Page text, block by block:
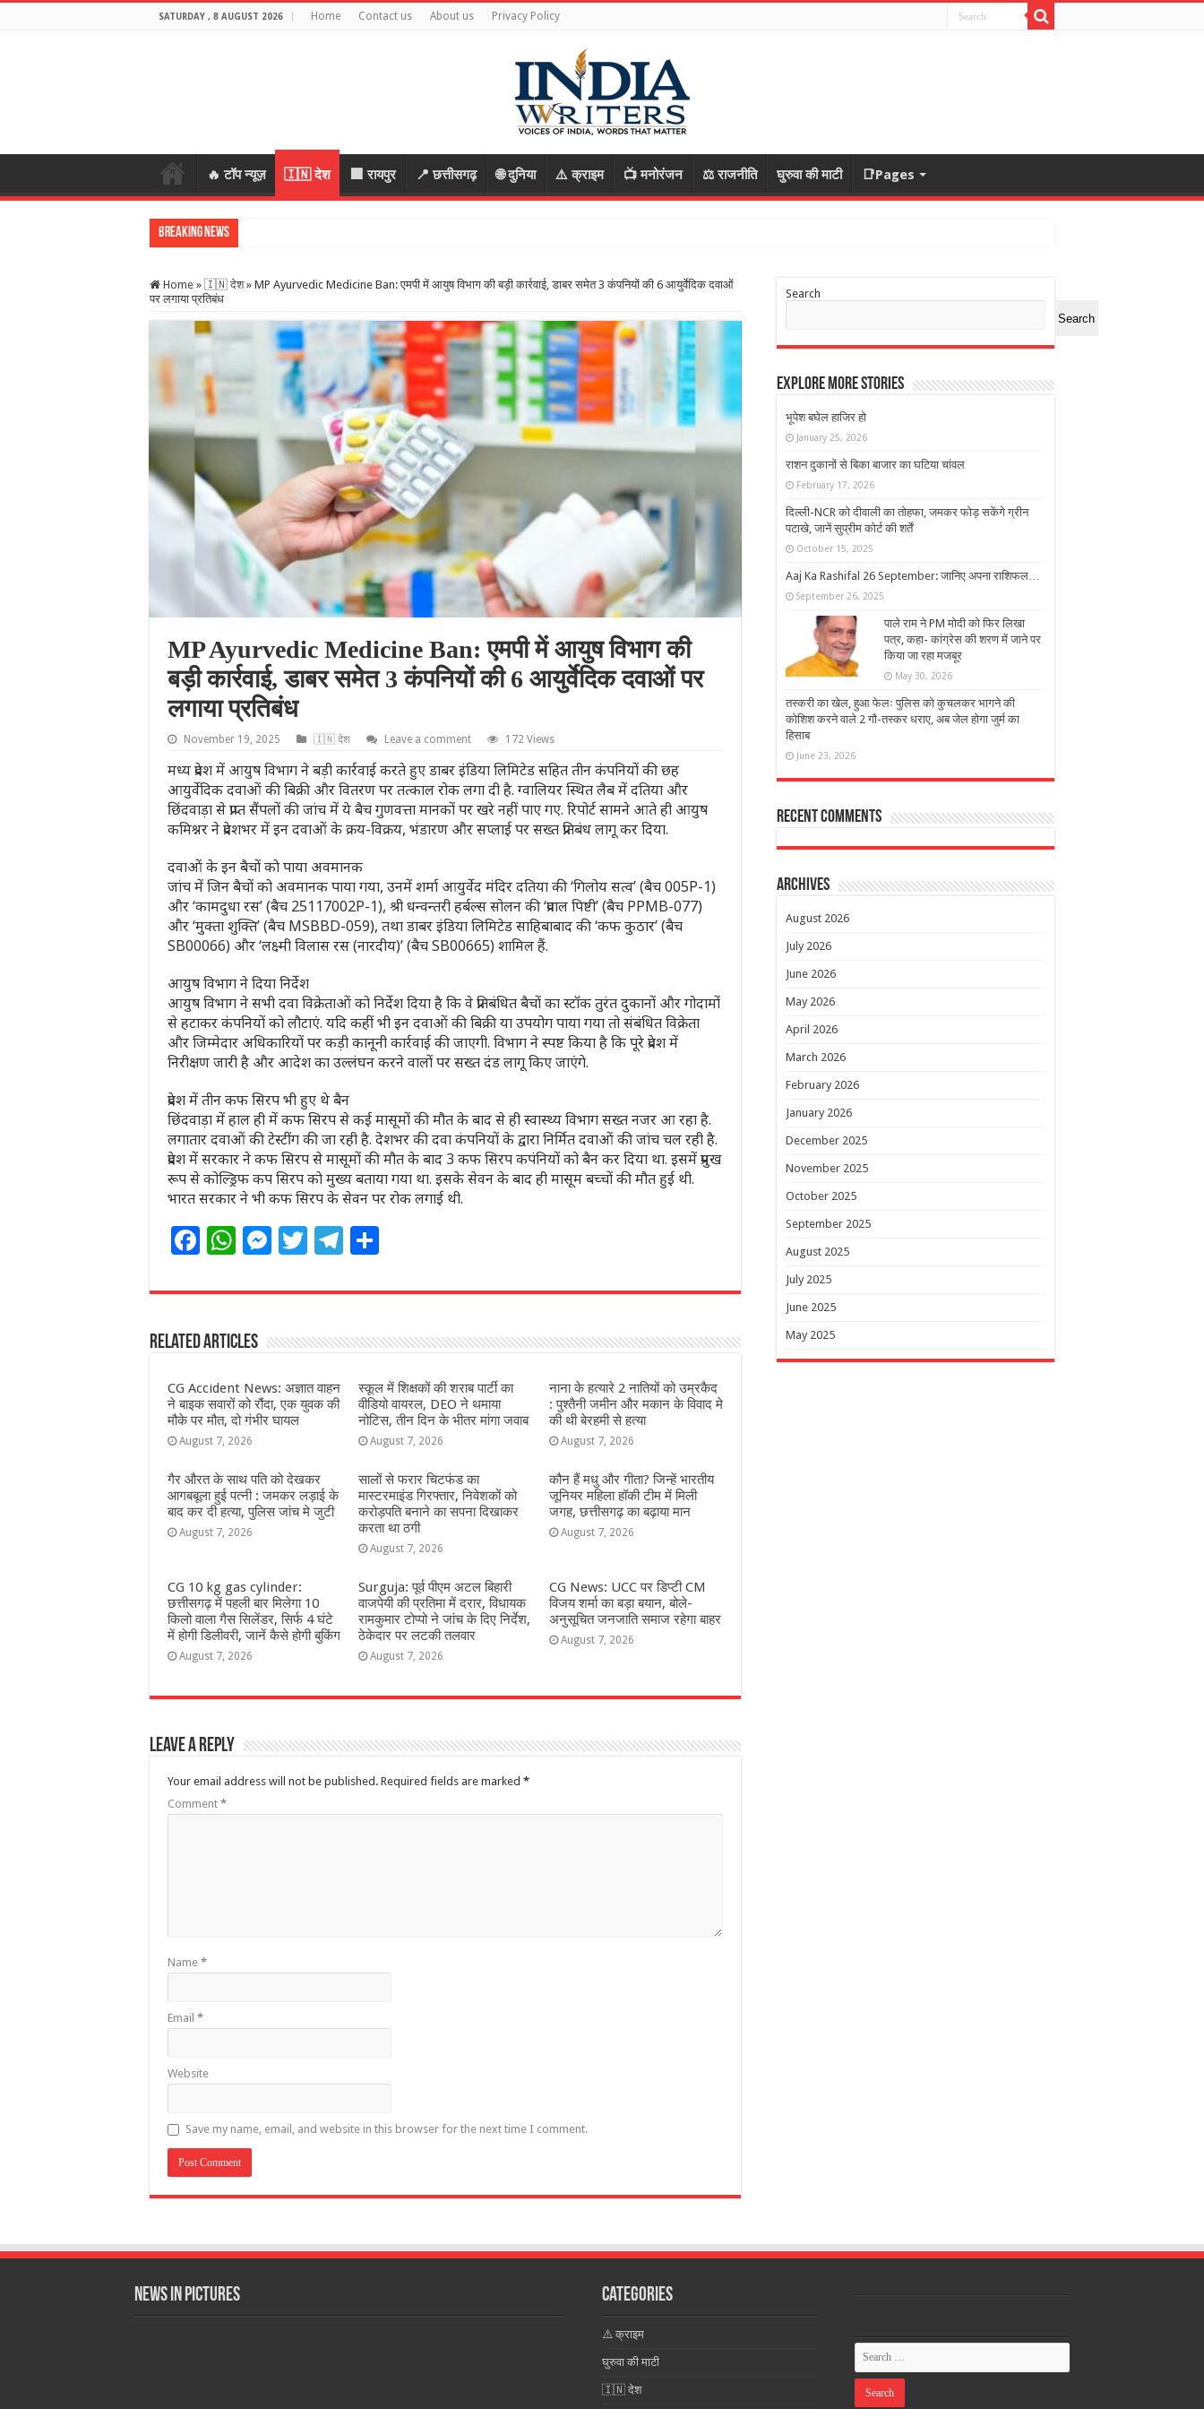
SATURDAY , 8 AUGUST 2026 Home Contact us About us Privacy Policy
🔥 टॉप न्यूज़ 🇮🇳 देश 🏢 रायपुर 📍 छत्तीसगढ़ 🌐 दुनिया ⚠️ क्राइम 📺 मनोरंजन ⚖️ राजनीति घुरुवा की माटी 📑Pages
Breaking News
Home » 🇮🇳 देश » MP Ayurvedic Medicine Ban: एमपी में आयुष विभाग की बड़ी कार्रवाई, डाबर समेत 3 कंपनियों की 6 आयुर्वेदिक दवाओं
पर लगाया प्रतिबंध
MP Ayurvedic Medicine Ban: एमपी में आयुष विभाग की
बड़ी कार्रवाई, डाबर समेत 3 कंपनियों की 6 आयुर्वेदिक दवाओं पर
लगाया प्रतिबंध
November 19, 2025 🇮🇳 देश Leave a comment 172 Views
मध्य प्रदेश में आयुष विभाग ने बड़ी कार्रवाई करते हुए डाबर इंडिया लिमिटेड सहित तीन कंपनियों की छह
आयुर्वेदिक दवाओं की बिक्री और वितरण पर तत्काल रोक लगा दी है. ग्वालियर स्थित लैब में दतिया और
छिंदवाड़ा से प्राप्त सैंपलों की जांच में ये बैच गुणवत्ता मानकों पर खरे नहीं पाए गए. रिपोर्ट सामने आते ही आयुष
कमिश्नर ने प्रदेशभर में इन दवाओं के क्रय-विक्रय, भंडारण और सप्लाई पर सख्त प्रतिबंध लागू कर दिया.
दवाओं के इन बैचों काे पाया अवमानक
जांच में जिन बैचों को अवमानक पाया गया, उनमें शर्मा आयुर्वेद मंदिर दतिया की ‘गिलोय सत्व’ (बैच 005P-1)
और ‘कामदुधा रस’ (बैच 25117002P-1), श्री धन्वन्तरी हर्बल्स सोलन की ‘प्रवाल पिष्टी’ (बैच PPMB-077)
और ‘मुक्ता शुक्ति’ (बैच MSBBD-059), तथा डाबर इंडिया लिमिटेड साहिबाबाद की ‘कफ कुठार’ (बैच
SB00066) और ‘लक्ष्मी विलास रस (नारदीय)’ (बैच SB00665) शामिल हैं.
आयुष विभाग ने दिया निर्देश
आयुष विभाग ने सभी दवा विक्रेताओं को निर्देश दिया है कि वे प्रतिबंधित बैचों का स्टॉक तुरंत दुकानों और गोदामों
से हटाकर कंपनियों को लौटाएं. यदि कहीं भी इन दवाओं की बिक्री या उपयोग पाया गया तो संबंधित विक्रेता
और जिम्मेदार अधिकारियों पर कड़ी कानूनी कार्रवाई की जाएगी. विभाग ने स्पष्ट किया है कि पूरे प्रदेश में
निरीक्षण जारी है और आदेश का उल्लंघन करने वालों पर सख्त दंड लागू किए जाएंगे.
प्रदेश में तीन कफ सिरप भी हुए थे बैन
छिंदवाड़ा में हाल ही में कफ सिरप से कई मासूमों की मौत के बाद से ही स्‍वास्‍थ्‍य विभाग सख्‍त नजर आ रहा है.
लगातार दवाओं की टेस्‍टींग की जा रही है. देशभर की दवा कंपनियों के द्वारा निर्मित दवाओं की जांच चल रही है.
प्रदेश में सरकार ने कफ सिरप से मासूमों की मौत के बाद 3 कफ सिरप कपंनियों को बैन कर दिया था. इसमें प्रमुख
रूप से कोल्‍ड्रिफ कप सिरप काे मुख्‍य बताया गया था. इसके सेवन के बाद ही मासूम बच्‍चाें की मौत हुई थी.
भारत सरकार ने भी कफ सिरप के सेवन पर रोक लगाई थी.
F
c
e
b
o
o
k
W
at
s
A
p
p
M
ss
n
g
e
T
itt
r
T
e
ra
m
ar
Related Articles
CG Accident News: अज्ञात वाहन
ने बाइक सवारों को रौंदा, एक युवक की
मौके पर मौत, दो गंभीर घायल
August 7, 2026
स्कूल में शिक्षकों की शराब पार्टी का
वीडियो वायरल, DEO ने थमाया
नोटिस, तीन दिन के भीतर मांगा जवाब
August 7, 2026
नाना के हत्यारे 2 नातियों को उम्रकैद
: पुश्तैनी जमीन और मकान के विवाद मे
की थी बेरहमी से हत्या
August 7, 2026
गैर औरत के साथ पति को देखकर
आगबबूला हुई पत्नी : जमकर लड़ाई के
बाद कर दी हत्या, पुलिस जांच मे जुटी
August 7, 2026
सालों से फरार चिटफंड का
मास्टरमाइंड गिरफ्तार, निवेशकों को
करोड़पति बनाने का सपना दिखाकर
करता था ठगी
August 7, 2026
कौन हैं मधु और गीता? जिन्हें भारतीय
जूनियर महिला हॉकी टीम में मिली
जगह, छत्तीसगढ़ का बढ़ाया मान
August 7, 2026
CG 10 kg gas cylinder:
छत्तीसगढ़ में पहली बार मिलेगा 10
किलो वाला गैस सिलेंडर, सिर्फ 4 घंटे
में होगी डिलीवरी, जानें कैसे होगी बुकिंग
August 7, 2026
Surguja: पूर्व पीएम अटल बिहारी
वाजपेयी की प्रतिमा में दरार, विधायक
रामकुमार टोप्पो ने जांच के दिए निर्देश,
ठेकेदार पर लटकी तलवार
August 7, 2026
CG News: UCC पर डिप्टी CM
विजय शर्मा का बड़ा बयान, बोले-
अनुसूचित जनजाति समाज रहेगा बाहर
August 7, 2026
Leave a Reply
Your email address will not be published. Required fields are marked *
Comment *
Name *
Email *
Website
Save my name, email, and website in this browser for the next time I comment.
Search
Search
Explore More Stories
भूपेश बघेल हाजिर हो
January 25, 2026
राशन दुकानों से बिका बाजार का घटिया चांवल
February 17, 2026
दिल्ली-NCR को दीवाली का तोहफा, जमकर फोड़ सकेंगे ग्रीन
पटाखे, जानें सुप्रीम कोर्ट की शर्तें
October 15, 2025
Aaj Ka Rashifal 26 September: जानिए अपना राशिफल…
September 26, 2025
पाले राम ने PM मोदी को फिर लिखा
पत्र, कहा- कांग्रेस की शरण में जाने पर
किया जा रहा मजबूर
May 30, 2026
तस्करी का खेल, हुआ फेलः पुलिस को कुचलकर भागने की
कोशिश करने वाले 2 गौ-तस्कर धराए, अब जेल होगा जुर्म का
हिसाब
June 23, 2026
Recent Comments
Archives
August 2026
July 2026
June 2026
May 2026
April 2026
March 2026
February 2026
January 2026
December 2025
November 2025
October 2025
September 2025
August 2025
July 2025
June 2025
May 2025
News in Pictures Categories
⚠️ क्राइम
घुरुवा की माटी
🇮🇳 देश